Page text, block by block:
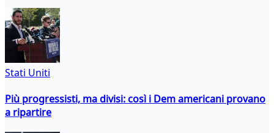
Stati Uniti
Più progressisti, ma divisi: così i Dem americani provano
a ripartire